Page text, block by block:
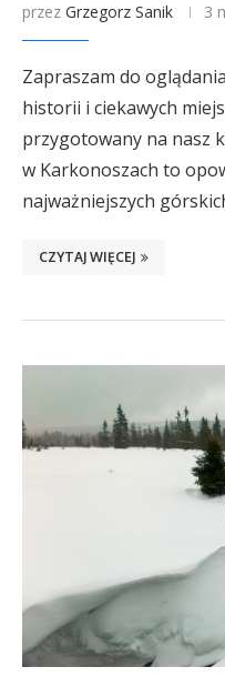
przez Grzegorz Sanik 3
Zapraszam do
historii i ciekawych
przygotowany na nasz
w Karkonoszach to
najważniejszych
CZYTAJ WIĘCEJ